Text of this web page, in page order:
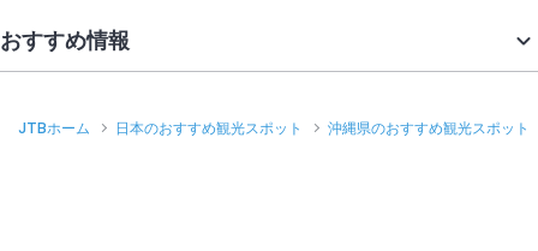
おすすめ情報
JTBホーム 日本のおすすめ観光スポット 沖縄県のおすすめ観光スポット